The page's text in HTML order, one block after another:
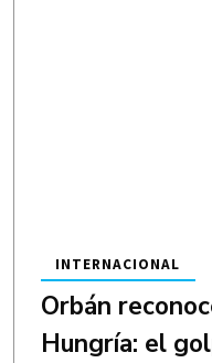
Orbán
Hungría: el
INTERNACIONAL